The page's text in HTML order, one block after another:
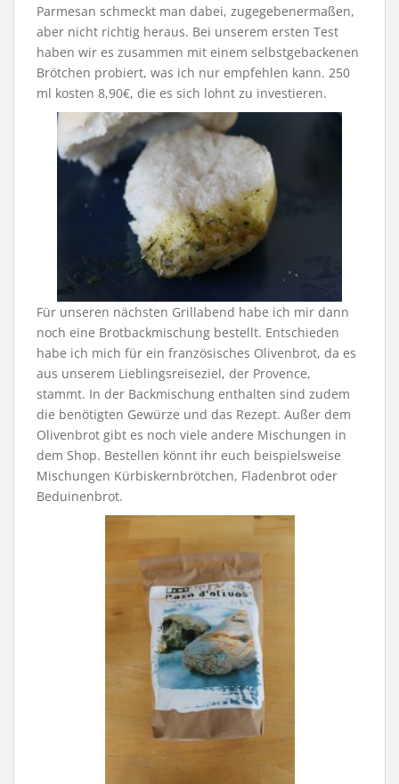
Parmesan schmeckt man dabei, zugegebenermaßen,
aber nicht richtig heraus. Bei unserem ersten Test
haben wir es zusammen mit einem selbstgebackenen
Brötchen probiert, was ich nur empfehlen kann. 250
ml kosten 8,90€, die es sich lohnt zu investieren.
Für unseren nächsten Grillabend habe ich mir dann
noch eine Brotbackmischung bestellt. Entschieden
habe ich mich für ein französisches Olivenbrot, da es
aus unserem Lieblingsreiseziel, der Provence,
stammt. In der Backmischung enthalten sind zudem
die benötigten Gewürze und das Rezept. Außer dem
Olivenbrot gibt es noch viele andere Mischungen in
dem Shop. Bestellen könnt ihr euch beispielsweise
Mischungen Kürbiskernbrötchen, Fladenbrot oder
Beduinenbrot.